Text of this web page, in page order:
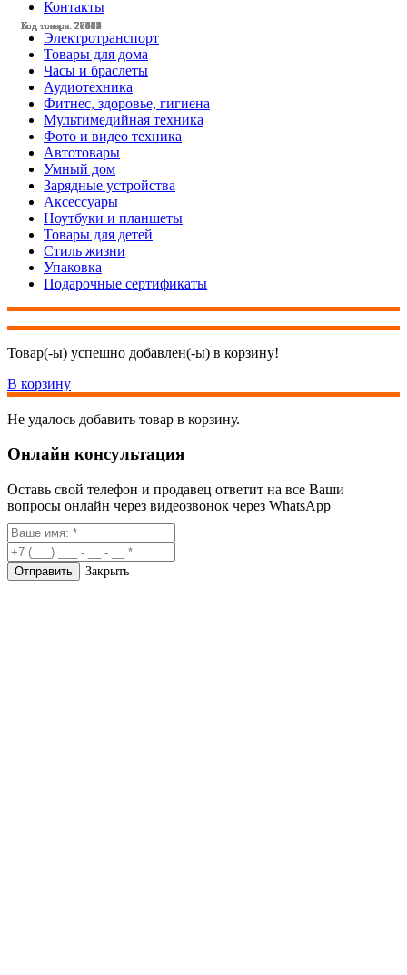
Код товара: 28087
Код товара: 27675
Код товара: 27614
Код товара: 27415
Код товара: 27302
Код товара: 27301
Код товара: 27151
Код товара: 27059
Код товара: 28512
Код товара: 28485
Код товара: 28435
Код товара: 28434
Контакты
Электротранспорт
Товары для дома
Часы и браслеты
Аудиотехника
Фитнес, здоровье, гигиена
Мультимедийная техника
Фото и видео техника
Автотовары
Умный дом
Зарядные устройства
Аксессуары
Ноутбуки и планшеты
Товары для детей
Стиль жизни
Упаковка
Подарочные сертификаты
Товар(-ы) успешно добавлен(-ы) в корзину!
В корзину
Не удалось добавить товар в корзину.
Онлайн консультация
Оставь свой телефон и продавец ответит на все Ваши
вопросы онлайн через видеозвонок через WhatsApp
Закрыть